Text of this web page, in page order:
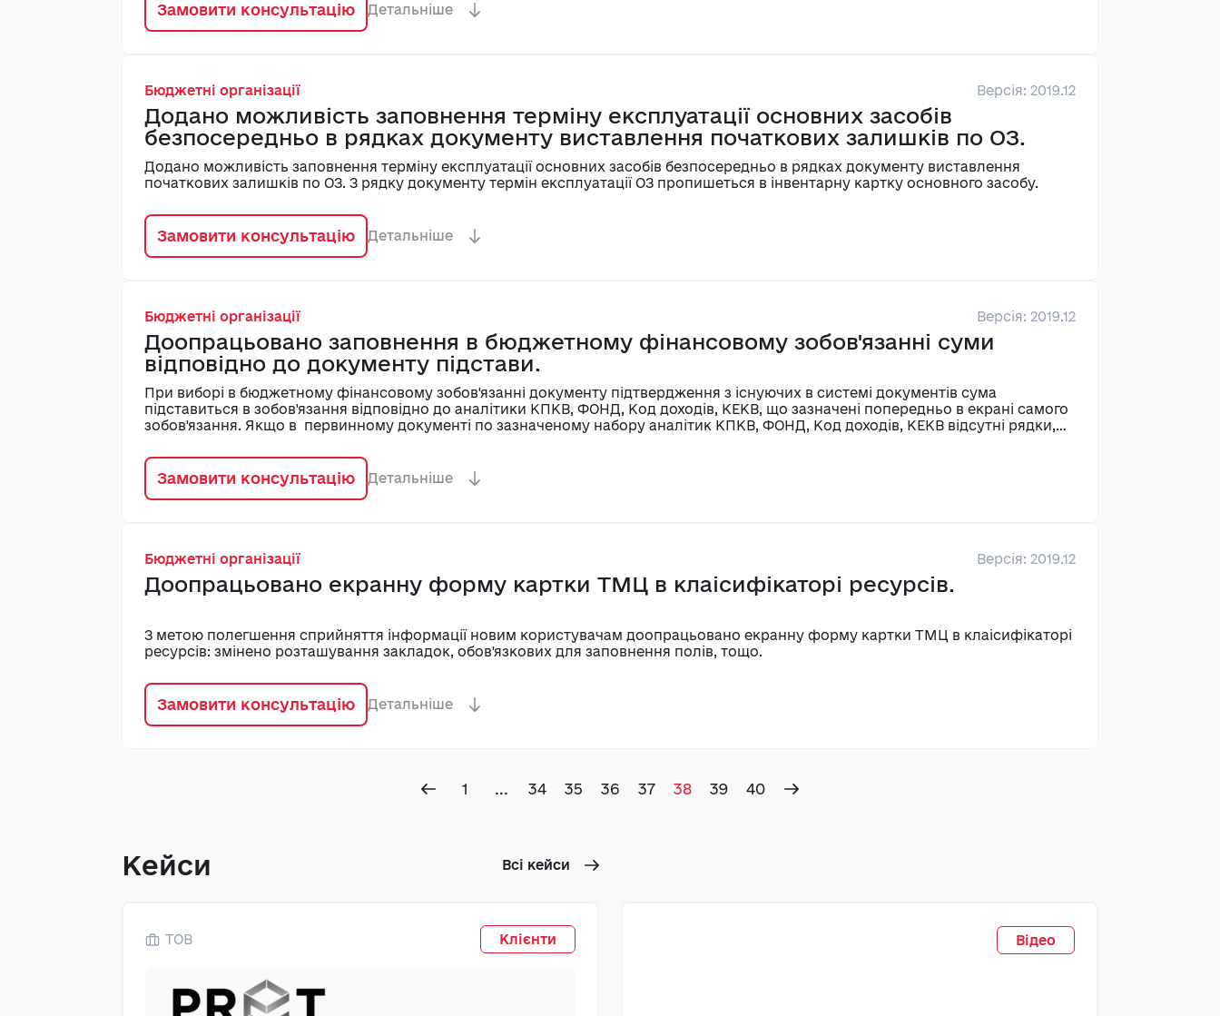
Замовити консультацію Детальніше
Бюджетні організації Версія: 2019.12
Додано можливість заповнення терміну експлуатації основних засобів
безпосередньо в рядках документу виставлення початкових залишків по ОЗ.
Додано можливість заповнення терміну експлуатації основних засобів безпосередньо в рядках документу виставлення
початкових залишків по ОЗ. З рядку документу термін експлуатації ОЗ пропишеться в інвентарну картку основного засобу.
Замовити консультацію Детальніше
Бюджетні організації Версія: 2019.12
Доопрацьовано заповнення в бюджетному фінансовому зобов'язанні суми
відповідно до документу підстави.
При виборі в бюджетному фінансовому зобов'язанні документу підтвердження з існуючих в системі документів сума
підставиться в зобов'язання відповідно до аналітики КПКВ, ФОНД, Код доходів, КЕКВ, що зазначені попередньо в екрані самого
зобов'язання. Якщо в первинному документі по зазначеному набору аналітик КПКВ, ФОНД, Код доходів, КЕКВ відсутні рядки,
Замовити консультацію Детальніше
Бюджетні організації Версія: 2019.12
Доопрацьовано екранну форму картки ТМЦ в клаісифікаторі ресурсів.
З метою полегшення сприйняття інформації новим користувачам доопрацьовано екранну форму картки ТМЦ в клаісифікаторі
ресурсів: змінено розташування закладок, обов'язкових для заповнення полів, тощо.
Замовити консультацію Детальніше
1 ... 34 35 36 37 38 39 40
Кейси Всі кейси
ТОВ Клієнти Клієнти
Відео